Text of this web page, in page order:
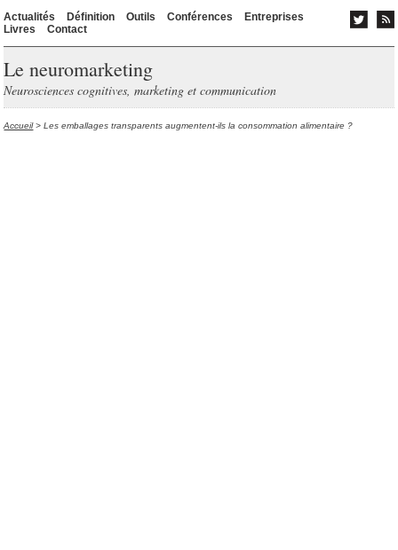
Actualités Définition Outils Conférences
Entreprises
Livres
Contact
Le neuromarketing
Neurosciences cognitives, marketing et communication
Accueil> Les emballages transparents augmentent-ils la consommation alimentaire ?